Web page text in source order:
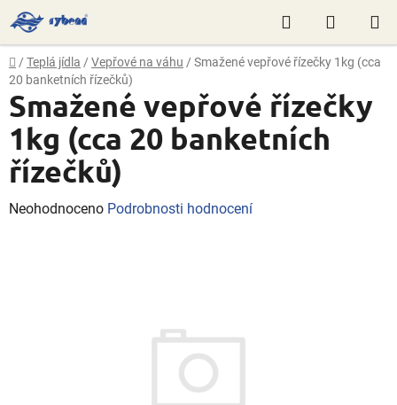
Přejít
na
obsah
Hledat
KOŠÍK
Domů
/ Teplá jídla / Vepřové na váhu / Smažené vepřové řízečky 1kg (cca
20 banketních řízečků)
Smažené vepřové řízečky
1kg (cca 20 banketních
řízečků)
Průměrné
Neohodnoceno Podrobnosti hodnocení